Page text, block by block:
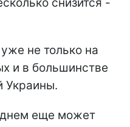
не только на
и в большинстве
Украины.
днем еще может